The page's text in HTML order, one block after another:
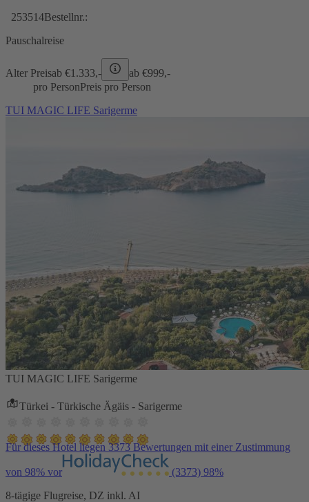
253514Bestellnr.:
Pauschalreise
Alter Preisab €1.333,- ab €999,-
pro PersonPreis pro Person
TUI MAGIC LIFE Sarigerme
TUI MAGIC LIFE Sarigerme
Türkei - Türkische Ägäis - Sarigerme
Für dieses Hotel liegen 3373 Bewertungen mit einer Zustimmung
von 98% vor (3373) 98%
8-tägige Flugreise, DZ inkl. AI